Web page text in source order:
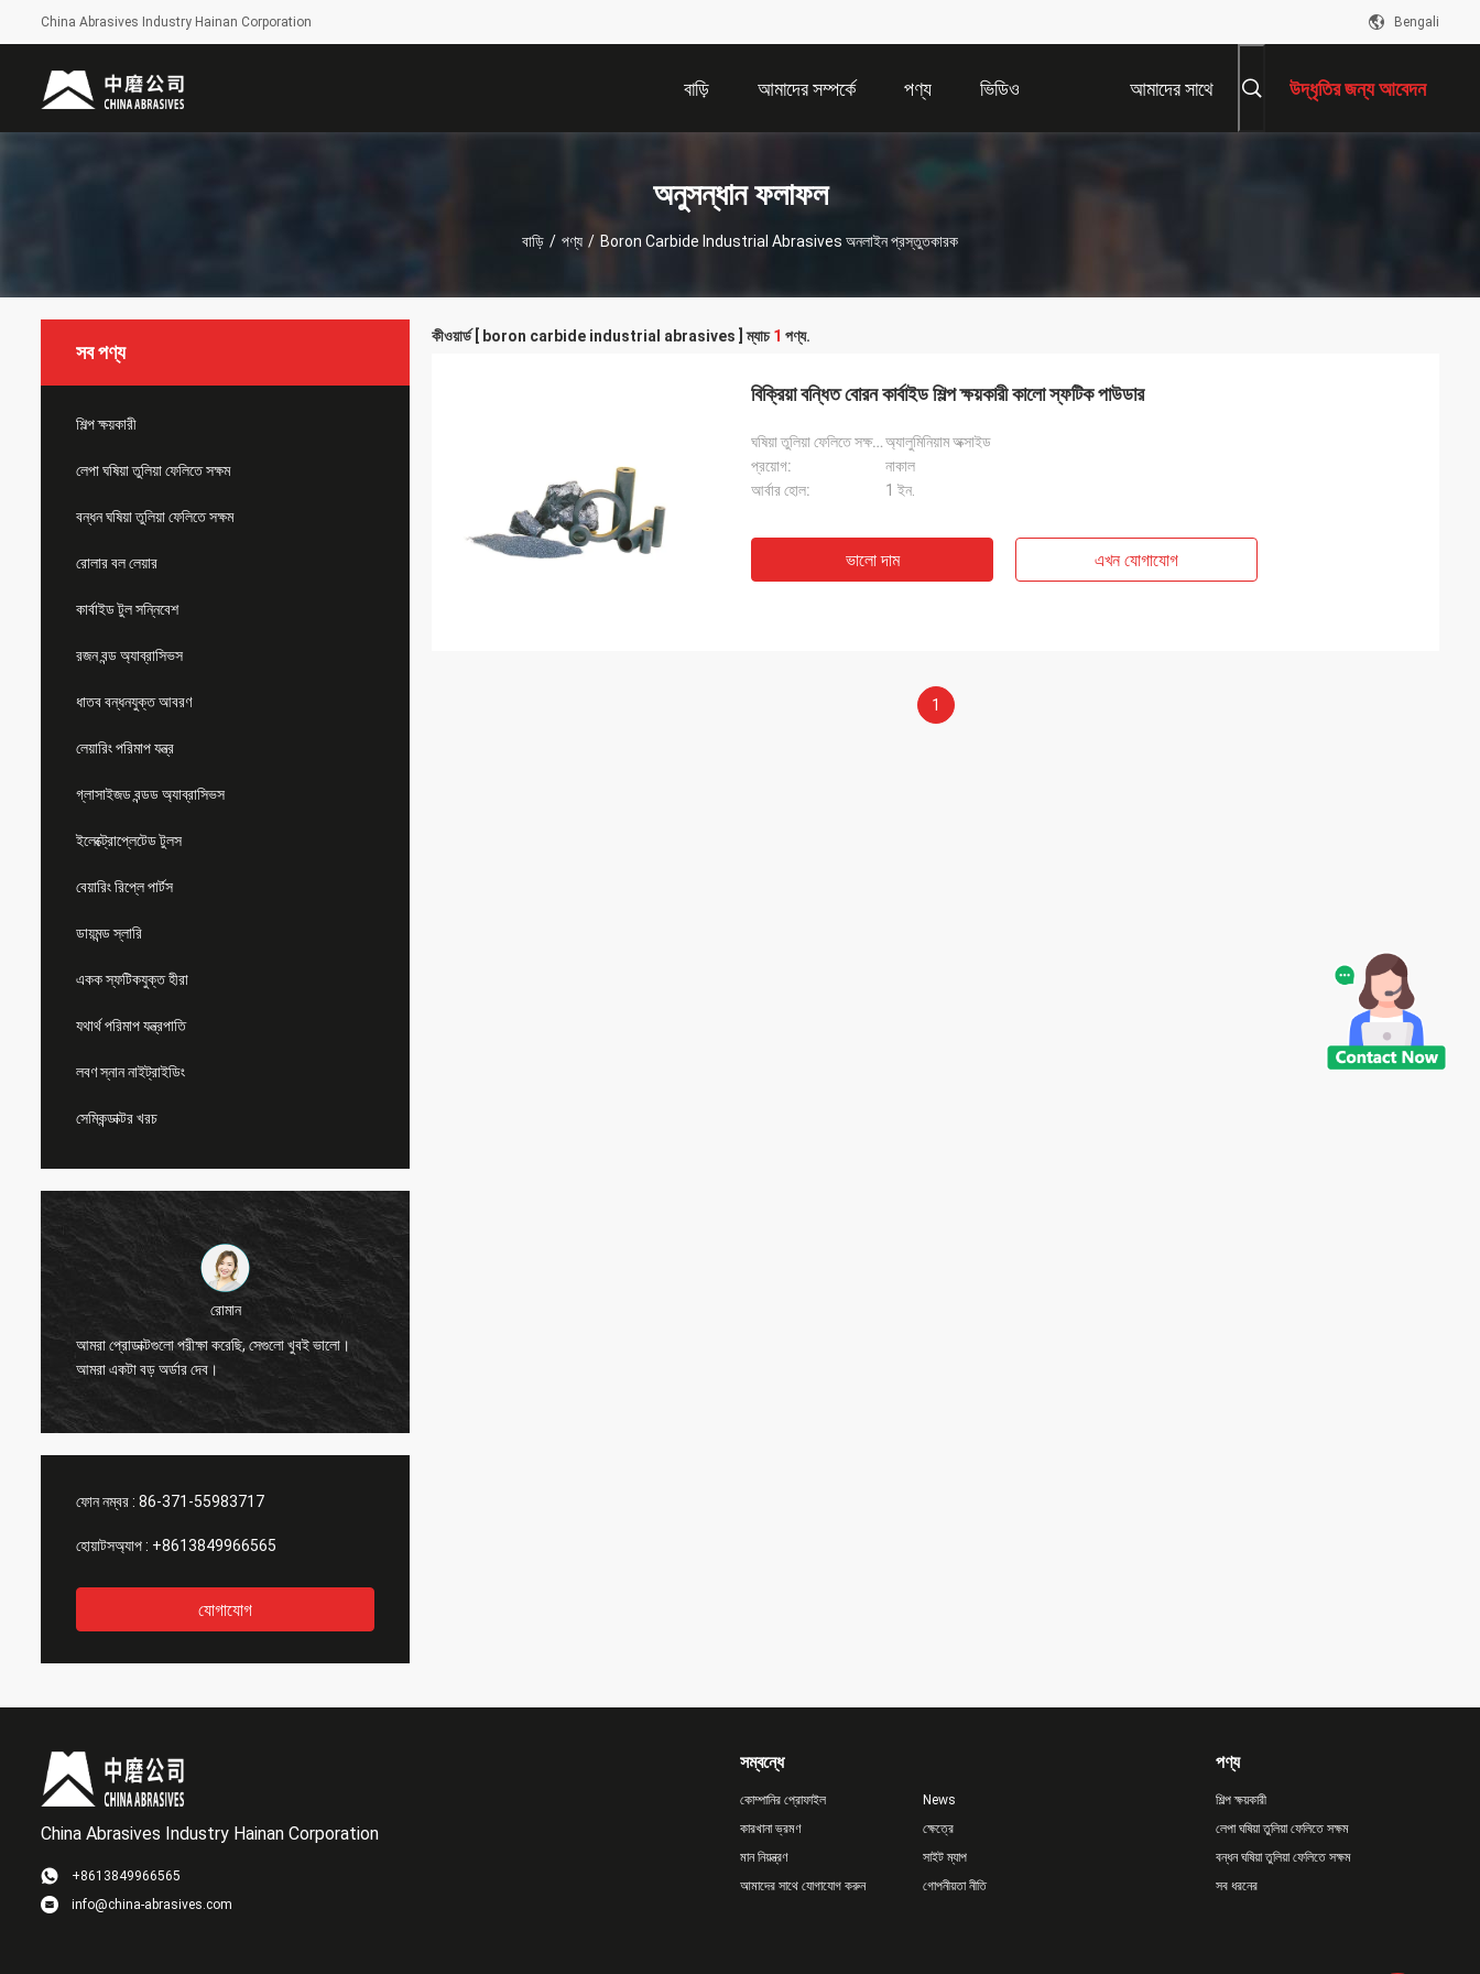
China Abrasives Industry Hainan Corporation Bengali
বাড়ি আমাদের সম্পর্কে পণ্য ভিডিও আমাদের সাথে উদ্ধৃতির জন্য আবেদন
অনুসন্ধান ফলাফল
বাড়ি / পণ্য / Boron Carbide Industrial Abrasives অনলাইন প্রস্তুতকারক
সব পণ্য
শিল্প ক্ষয়কারী
লেপা ঘষিয়া তুলিয়া ফেলিতে সক্ষম
বন্ধন ঘষিয়া তুলিয়া ফেলিতে সক্ষম
রোলার বল লেয়ার
কার্বাইড টুল সন্নিবেশ
রজন বন্ড অ্যাব্রাসিভস
ধাতব বন্ধনযুক্ত আবরণ
লেয়ারিং পরিমাপ যন্ত্র
গ্লাসাইজড বন্ডড অ্যাব্রাসিভস
ইলেক্ট্রোপ্লেটেড টুলস
বেয়ারিং রিপ্লে পার্টস
ডায়মন্ড স্লারি
একক স্ফটিকযুক্ত হীরা
যথার্থ পরিমাপ যন্ত্রপাতি
লবণ স্নান নাইট্রাইডিং
সেমিকন্ডাক্টর খরচ
রোমান
আমরা প্রোডাক্টগুলো পরীক্ষা করেছি, সেগুলো খুবই ভালো।
আমরা একটা বড় অর্ডার দেব।
ফোন নম্বর : 86-371-55983717
হোয়াটসঅ্যাপ : +8613849966565
যোগাযোগ
কীওয়ার্ড [ boron carbide industrial abrasives ] ম্যাচ1 পণ্য.
বিক্রিয়া বন্ধিত বোরন কার্বাইড শিল্প ক্ষয়কারী কালো স্ফটিক পাউডার
ঘষিয়া তুলিয়া ফেলিতে সক্ষম উপাদান:অ্যালুমিনিয়াম অক্সাইড
প্রয়োগ:
নাকাল
আর্বার হোল:
1 ইন.
ভালো দাম এখন যোগাযোগ
1
China Abrasives Industry Hainan Corporation
+8613849966565
info@china-abrasives.com
সম্বন্ধে
কোম্পানির প্রোফাইল
কারখানা ভ্রমণ
মান নিয়ন্ত্রণ
আমাদের সাথে যোগাযোগ করুন
News
ক্ষেত্রে
সাইট ম্যাপ
গোপনীয়তা নীতি
পণ্য
শিল্প ক্ষয়কারী
লেপা ঘষিয়া তুলিয়া ফেলিতে সক্ষম
বন্ধন ঘষিয়া তুলিয়া ফেলিতে সক্ষম
সব ধরনের